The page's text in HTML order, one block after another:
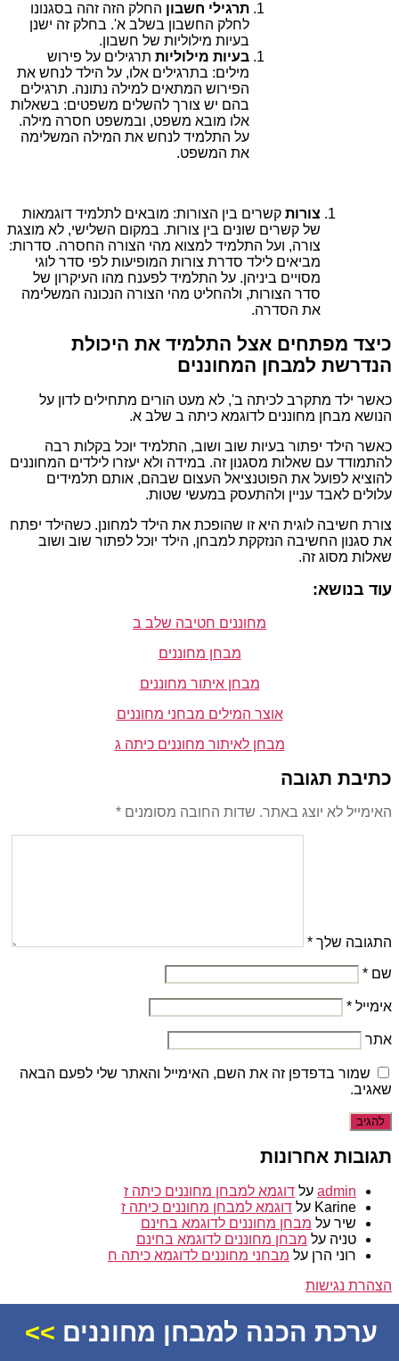
תרגילי חשבון החלק הזה זהה בסגנונו
לחלק החשבון בשלב א'. בחלק זה ישנן
בעיות מילוליות של חשבון.
בעיות מילוליות תרגילים על פירוש
מילים: בתרגילים אלו, על הילד לנחש את
הפירוש המתאים למילה נתונה. תרגילים
בהם יש צורך להשלים משפטים: בשאלות
אלו מובא משפט, ובמשפט חסרה מילה.
על התלמיד לנחש את המילה המשלימה
את המשפט.
צורות קשרים בין הצורות: מובאים לתלמיד דוגמאות
של קשרים שונים בין צורות. במקום השלישי, לא מוצגת
צורה, ועל התלמיד למצוא מהי הצורה החסרה. סדרות:
מביאים לילד סדרת צורות המופיעות לפי סדר לוגי
מסויים ביניהן. על התלמיד לפענח מהו העיקרון של
סדר הצורות, ולהחליט מהי הצורה הנכונה המשלימה
את הסדרה.
כיצד מפתחים אצל התלמיד את היכולת
הנדרשת למבחן המחוננים
כאשר ילד מתקרב לכיתה ב', לא מעט הורים מתחילים לדון על
הנושא מבחן מחוננים לדוגמא כיתה ב שלב א.
כאשר הילד יפתור בעיות שוב ושוב, התלמיד יוכל בקלות רבה
להתמודד עם שאלות מסגנון זה. במידה ולא יעזרו לילדים המחוננים
להוציא לפועל את הפוטנציאל העצום שבהם, אותם תלמידים
עלולים לאבד עניין ולהתעסק במעשי שטות.
צורת חשיבה לוגית היא זו שהופכת את הילד למחונן. כשהילד יפתח
את סגנון החשיבה הנזקקת למבחן, הילד יוכל לפתור שוב ושוב
שאלות מסוג זה.
עוד בנושא:
מחוננים חטיבה שלב ב
מבחן מחוננים
מבחן איתור מחוננים
אוצר המילים מבחני מחוננים
מבחן לאיתור מחוננים כיתה ג
כתיבת תגובה
האימייל לא יוצג באתר. שדות החובה מסומנים *
התגובה שלך *
שם *
אימייל *
אתר
שמור בדפדפן זה את השם, האימייל והאתר שלי לפעם הבאה
שאגיב.
תגובות אחרונות
admin על דוגמא למבחן מחוננים כיתה ז
Karine על דוגמא למבחן מחוננים כיתה ז
שיר על מבחן מחוננים לדוגמא בחינם
טניה על מבחן מחוננים לדוגמא בחינם
רוני הרן על מבחני מחוננים לדוגמא כיתה ח
הצהרת נגישות
למעלה
↑ למעלה↑
ערכת הכנה למבחן מחוננים >>